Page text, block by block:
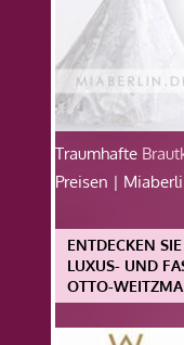
Traumhafte
Preisen |
ENTDECKEN
LUXUS- UND
OTTO-